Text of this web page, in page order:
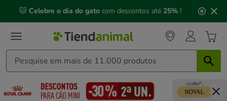
mensagem,
🐱 Celebre o dia do gato com descontos até 25% !